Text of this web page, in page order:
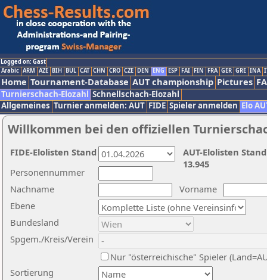
Logged on: Gast
Arabic ARM AZE BIH BUL CAT CHN CRO CZE DEN ENG ESP FAI FIN FRA GER GRE INA
Home Tournament-Database AUT championship Pictures
Turnierschach-Elozahl Schnellschach-Elozahl
Allgemeines Turnier anmelden: AUT FIDE Spieler anmelden Elo
Willkommen bei den offiziellen
Nachname
Vorname
Ebene
Sortierung
Personennummer
Bundesland
Spgem./Kreis/Verein
Nur "österreichische" Spieler
AUT-Elolisten
13.945
FIDE-Elolisten Stand